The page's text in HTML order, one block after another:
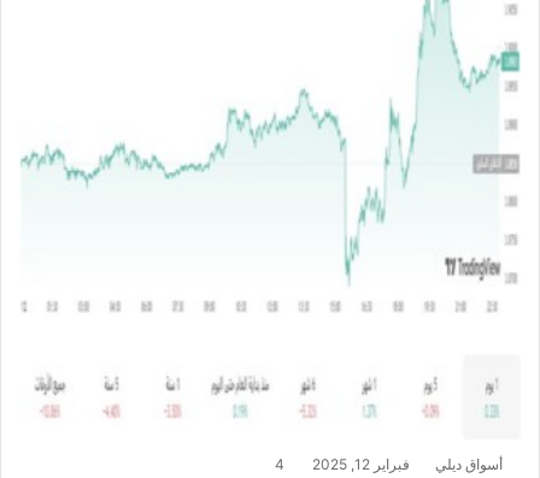
أسواق ديلي فبراير 12, 2025 4